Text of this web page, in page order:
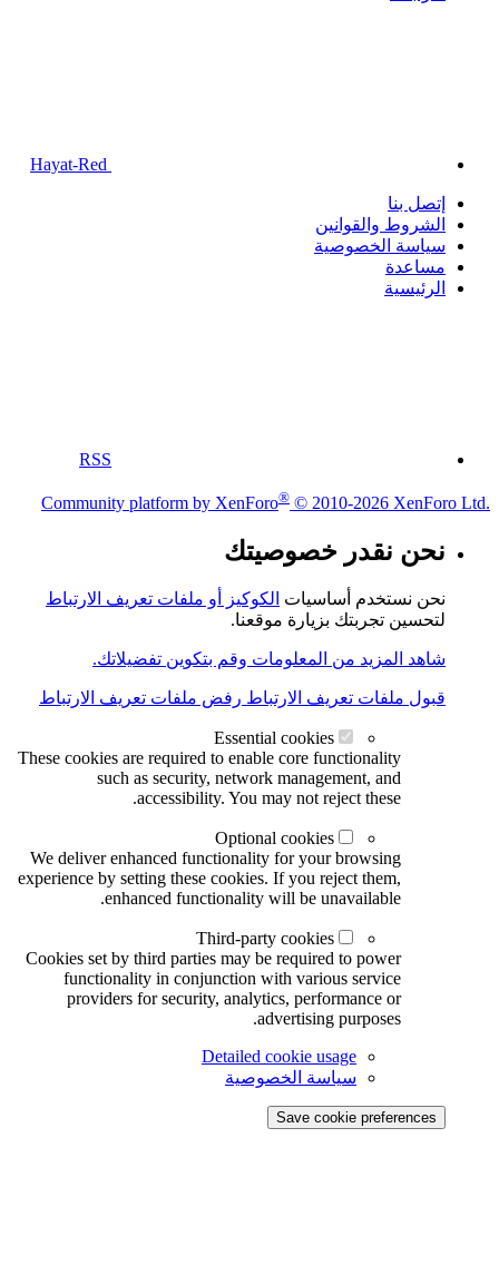
إتصل بنا
الشروط والقوانين
سياسة الخصوصية
مساعدة
الرئيسية
RSS
Community platform by XenForo® © 2010-2026 XenForo Ltd.
نحن نقدر خصوصيتك
نحن نستخدم أساسيات الكوكيز أو ملفات تعريف الارتباط
لتحسين تجربتك بزيارة موقعنا.
شاهد المزيد من المعلومات وقم بتكوين تفضيلاتك.
قبول ملفات تعريف الارتباط رفض ملفات تعريف الارتباط
Essential cookies
These cookies are required to enable core functionality
such as security, network management, and
accessibility. You may not reject these.
Optional cookies
We deliver enhanced functionality for your browsing
experience by setting these cookies. If you reject them,
enhanced functionality will be unavailable.
Third-party cookies
Cookies set by third parties may be required to power
functionality in conjunction with various service
providers for security, analytics, performance or
advertising purposes.
Detailed cookie usage
سياسة الخصوصية
Save cookie preferences